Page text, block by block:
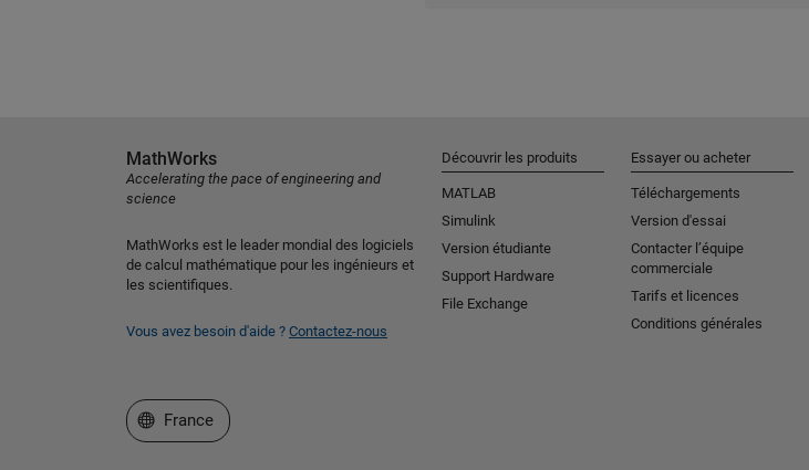
MathWorks
Accelerating the pace of engineering and
science
MathWorks est le leader mondial des logiciels
de calcul mathématique pour les ingénieurs et
les scientifiques.
Vous avez besoin d'aide ? Contactez-nous
Découvrir les produits
MATLAB
Simulink
Version étudiante
Support Hardware
File Exchange
Essayer ou acheter
Téléchargements
Version d'essai
Contacter l’équipe
commerciale
Tarifs et licences
Conditions générales
Sélectionner un site web
France